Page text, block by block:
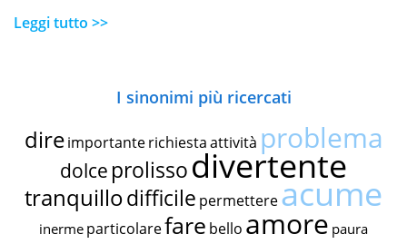
Leggi tutto >>
I sinonimi più ricercati
dire importante richiestaattività problema
dolce prolissodivertente
tranquillodifficile permettereacume
inerme particolarefare bello amore paura